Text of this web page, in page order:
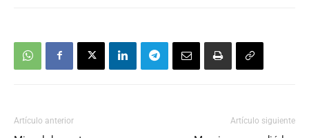
Artículo anterior Artículo siguiente